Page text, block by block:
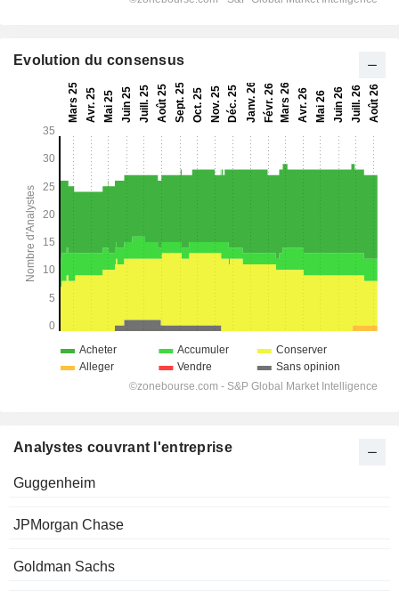
Evolution du consensus
Analystes couvrant l'entreprise
Guggenheim
JPMorgan Chase
Goldman Sachs